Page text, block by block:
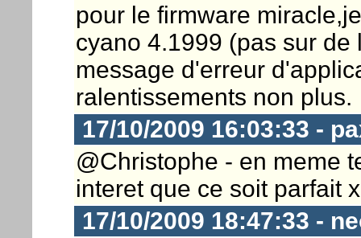
pour le firmware
cyano 4.1999 (pas sur
message d'erreur
ralentissements non plus.
17/10/2009 16:03:33 -
@Christophe - en meme
interet que ce soit parfait
17/10/2009 18:47:33 -